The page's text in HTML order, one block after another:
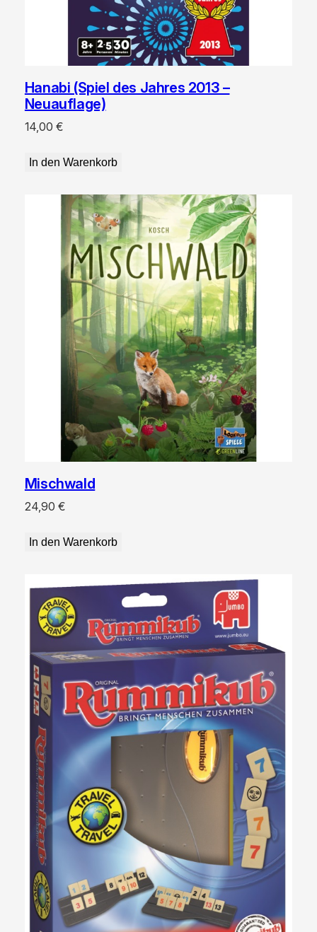
Hanabi (Spiel des Jahres 2013 –
Neuauflage)
14,00 €
In den Warenkorb
Mischwald
24,90 €
In den Warenkorb